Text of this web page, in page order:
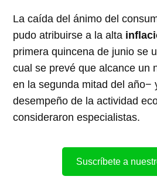
La caída del ánimo del
pudo atribuirse a la alta
primera quincena de junio se
cual se prevé que alcance un
en la segunda mitad del año−
desempeño de la actividad
consideraron especialistas.
Suscríbete a